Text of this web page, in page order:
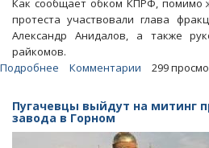
Как сообщает обком КПРФ, помимо
протеста участвовали глава
Александр Анидалов, а также
райкомов.
Подробнее
Пугачеве
прошел
митинг
Комментарии 299
Пугачевцы выйдут на митинг
завода в Горном